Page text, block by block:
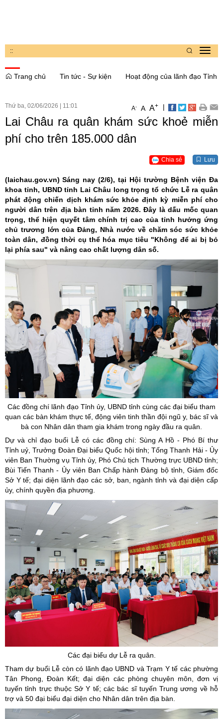
::
Trang chủ
Tin tức - Sự kiện Hoạt động của lãnh đạo Tỉnh
Thứ ba, 02/06/2026 11:01 A- A A+ |
Lai Châu ra quân khám sức khoẻ miễn
phí cho trên 185.000 dân
Chia sẻ Lưu
(laichau.gov.vn) Sáng nay (2/6), tại Hội trường Bệnh viện Đa
khoa tỉnh, UBND tỉnh Lai Châu long trọng tổ chức Lễ ra quân
phát động chiến dịch khám sức khỏe định kỳ miễn phí cho
người dân trên địa bàn tỉnh năm 2026. Đây là dấu mốc quan
trọng, thể hiện quyết tâm chính trị cao của tỉnh hưởng ứng
chủ trương lớn của Đảng, Nhà nước về chăm sóc sức khỏe
toàn dân, đồng thời cụ thể hóa mục tiêu "Không để ai bị bỏ
lại phía sau" và nâng cao chất lượng dân số.
Các đồng chí lãnh đạo Tỉnh ủy, UBND tỉnh cùng các đại biểu tham
quan các bàn khám thực tế, động viên tinh thần đội ngũ y, bác sĩ và
bà con Nhân dân tham gia khám trong ngày đầu ra quân.
Dự và chỉ đạo buổi Lễ có các đồng chí: Sùng A Hồ - Phó Bí thư
Tỉnh uỷ, Trưởng Đoàn Đại biểu Quốc hội tỉnh; Tống Thanh Hải - Ủy
viên Ban Thường vụ Tỉnh ủy, Phó Chủ tịch Thường trực UBND tỉnh;
Bùi Tiến Thanh - Ủy viên Ban Chấp hành Đảng bộ tỉnh, Giám đốc
Sở Y tế; đại diện lãnh đạo các sở, ban, ngành tỉnh và đại diện cấp
ủy, chính quyền địa phương.
Các đại biểu dự Lễ ra quân.
Tham dự buổi Lễ còn có lãnh đạo UBND và Trạm Y tế các phường
Tân Phong, Đoàn Kết; đại diện các phòng chuyên môn, đơn vị
tuyến tỉnh trực thuộc Sở Y tế; các bác sĩ tuyến Trung ương về hỗ
trợ và 50 đại biểu đại diện cho Nhân dân trên địa bàn.